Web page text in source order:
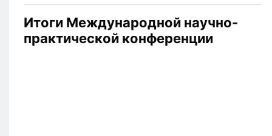
Итоги Международной научно-
практической конференции